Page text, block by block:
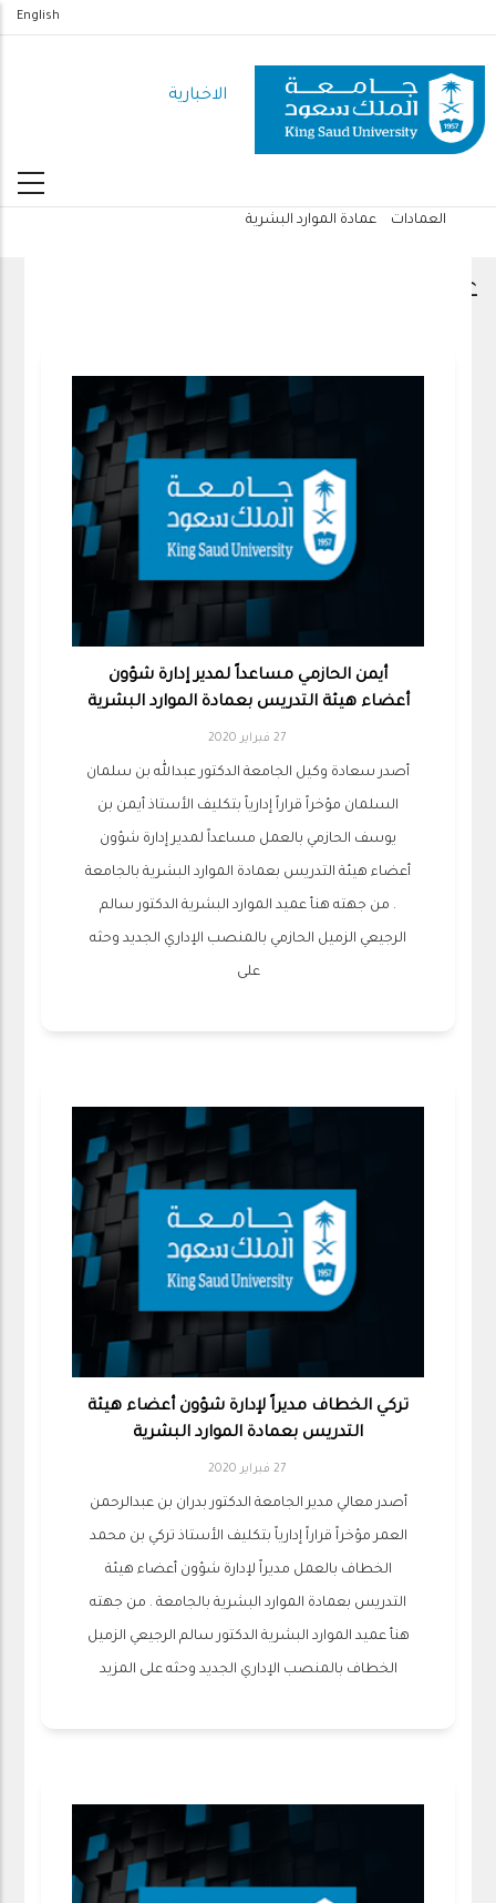
المحتوى
الرئيسي
English
الاخبارية
العمادات عمادة الموارد البشرية
عمادة الموارد البشرية
أيمن الحازمي مساعداً لمدير إدارة شؤون
أعضاء هيئة التدريس بعمادة الموارد البشرية
27 فبراير 2020
أصدر سعادة وكيل الجامعة الدكتور عبدالله بن سلمان
السلمان مؤخراً قراراً إدارياً بتكليف الأستاذ أيمن بن
يوسف الحازمي بالعمل مساعداً لمدير إدارة شؤون
أعضاء هيئة التدريس بعمادة الموارد البشرية بالجامعة
. من جهته هنأ عميد الموارد البشرية الدكتور سالم
الرجيعي الزميل الحازمي بالمنصب الإداري الجديد وحثه
على
تركي الخطاف مديراً لإدارة شؤون أعضاء هيئة
التدريس بعمادة الموارد البشرية
27 فبراير 2020
أصدر معالي مدير الجامعة الدكتور بدران بن عبدالرحمن
العمر مؤخراً قراراً إدارياً بتكليف الأستاذ تركي بن محمد
الخطاف بالعمل مديراً لإدارة شؤون أعضاء هيئة
التدريس بعمادة الموارد البشرية بالجامعة . من جهته
هنأ عميد الموارد البشرية الدكتور سالم الرجيعي الزميل
الخطاف بالمنصب الإداري الجديد وحثه على المزيد